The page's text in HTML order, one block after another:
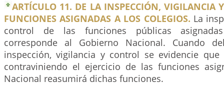
ARTÍCULO 11. DE LA INSPECCIÓN, VIGILANCIA
FUNCIONES ASIGNADAS A LOS COLEGIOS. La
control de las funciones públicas
corresponde al Gobierno Nacional. Cuando
inspección, vigilancia y control se evidencie
contraviniendo el ejercicio de las funciones
Nacional reasumirá dichas funciones.